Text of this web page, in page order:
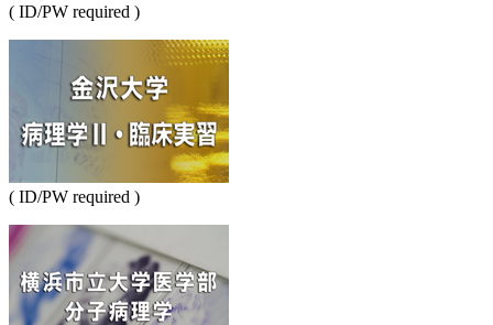
( ID/PW required )
( ID/PW required )